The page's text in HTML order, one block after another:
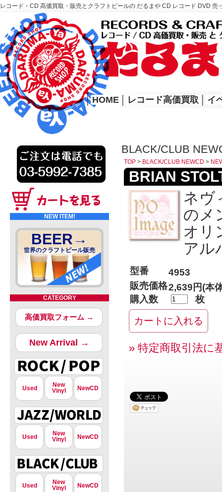
レコード・CD 高価買取・販売とクラフトビールの だるまや CD レコード DVD
レコード高価買取はこちら
HOME
│ HOME レコード高価買取 イ
NEW ITEM!
BEER→
世界のクラフトビール販売
CATEGORY
高価買取フォーム →
New Arrival →
Used
New
Vinyl
NewCD
Used
New
Vinyl
NewCD
Used
New
Vinyl
NewCD
BLACK/CLUB
TOP > BLACK/CLUB NEWCD >
BRIAN
ネヴ
のメ
オリ
アル
型番
4953
販売価格2,639円(本
購入数
枚
» 特定商取引法に